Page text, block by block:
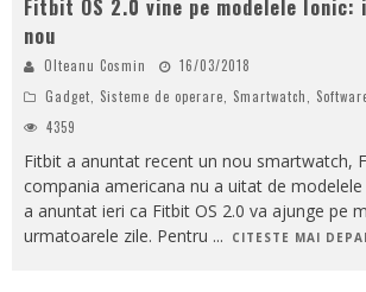
Fitbit OS 2.0 vine pe modelele Ionic:
nou
Olteanu Cosmin
16/03/2018
Gadget
Sisteme de operare Smartwatch
4359
Fitbit a anuntat recent un nou smartwatch,
compania americana nu a uitat de
a anuntat ieri ca Fitbit OS 2.0 va ajunge pe
urmatoarele zile. Pentru ... CITESTE MAI